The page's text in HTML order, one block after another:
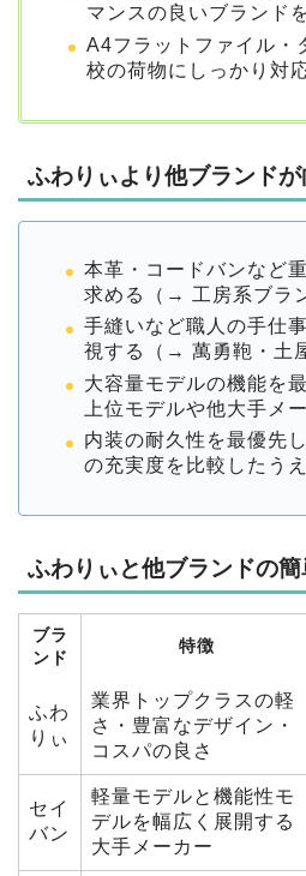
マンスの良いブランド
A4フラットファイル・
校の荷物にしっかり対
ふわりぃより他ブランド
本革・コードバンなど
求める（→ 工房系ブラ
手縫いなど職人の手仕
視する（→ 萬勇鞄・土
大容量モデルの機能を
上位モデルや他大手メ
内装の耐久性を最優先
の充実度を比較したうえ
ふわりぃと他ブランドの
ブラ
ンド
特徴
ふわ
りぃ
業界トップクラスの軽
さ・豊富なデザイン・
コスパの良さ
セイ
バン
軽量モデルと機能性モ
デルを幅広く展開する
大手メーカー